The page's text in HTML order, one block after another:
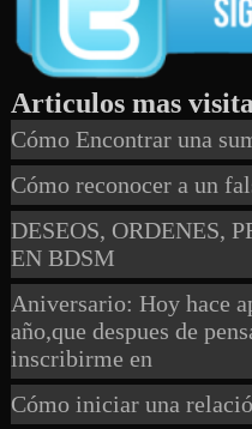
Articulos mas
Cómo Encontrar una
Cómo reconocer a un
DESEOS, ORDENES,
EN BDSM
Aniversario: Hoy hace
año,que despues de
inscribirme en
Cómo iniciar una